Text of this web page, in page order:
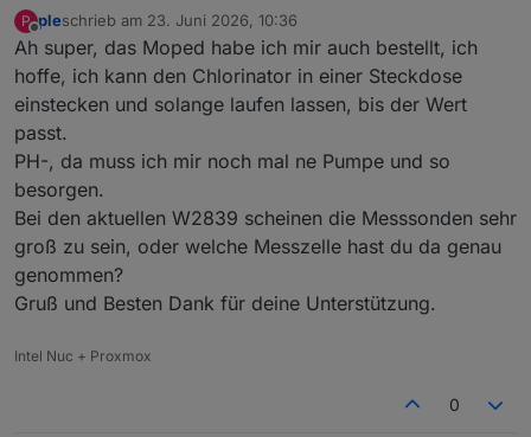
P pleschrieb am 23. Juni 2026, 10:36
zuletzt editiert von
Ah super, das Moped habe ich mir auch bestellt, ich
hoffe, ich kann den Chlorinator in einer Steckdose
einstecken und solange laufen lassen, bis der Wert
passt.
PH-, da muss ich mir noch mal ne Pumpe und so
besorgen.
Bei den aktuellen W2839 scheinen die Messsonden sehr
groß zu sein, oder welche Messzelle hast du da genau
genommen?
Gruß und Besten Dank für deine Unterstützung.
Intel Nuc + Proxmox
0